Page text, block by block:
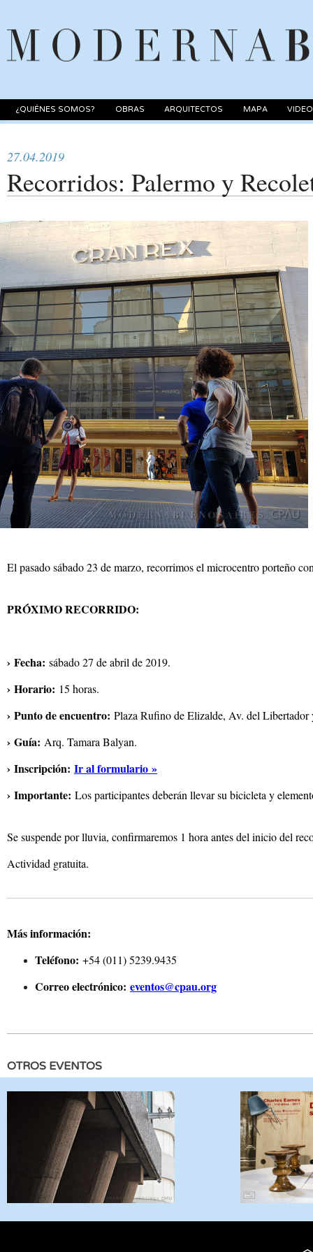
¿QUIÉNES SOMOS? OBRAS ARQUITECTOS MAPA
27.04.2019
Recorridos: Palermo y
El pasado sábado 23 de marzo, recorrimos el microcentro porteño
PRÓXIMO RECORRIDO:
› Fecha: sábado 27 de abril de 2019.
› Horario: 15 horas.
› Punto de encuentro: Plaza Rufino de Elizalde, Av. del
› Guía: Arq. Tamara Balyan.
› Inscripción: Ir al formulario »
› Importante: Los participantes deberán llevar su bicicleta y
Se suspende por lluvia, confirmaremos 1 hora antes del inicio del
Actividad gratuita.
Más información:
Teléfono: +54 (011) 5239.9435
Correo electrónico: eventos@cpau.org
OTROS EVENTOS